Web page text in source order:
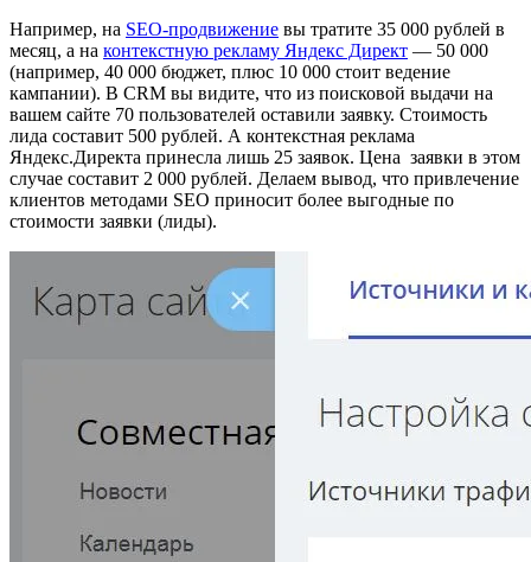
Например, на SEO-продвижение вы тратите 35 000 рублей в
месяц, а на контекстную рекламу Яндекс Директ — 50 000
(например, 40 000 бюджет, плюс 10 000 стоит ведение
кампании). В CRM вы видите, что из поисковой выдачи на
вашем сайте 70 пользователей оставили заявку. Стоимость
лида составит 500 рублей. А контекстная реклама
Яндекс.Директа принесла лишь 25 заявок. Цена заявки в этом
случае составит 2 000 рублей. Делаем вывод, что привлечение
клиентов методами SEO приносит более выгодные по
стоимости заявки (лиды).